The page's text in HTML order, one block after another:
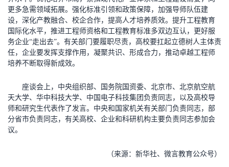
更多急需领域拓展。强化标准引领和政策保障，加强导师队伍建
设，深化产教融合、校企合作，提高人才培养质效。提升工程教育
国际化水平，推进工程师资格和工程教育标准多双边互认，更好服
务企业“走出去”。有关部门要履职尽责，高校要扛起立德树人主体责
任，企业要发挥支撑作用，凝聚共识、形成合力，推动卓越工程师
培养不断取得新成效。
座谈会上，中央组织部、国务院国资委、北京市、北京航空航
天大学、华中科技大学、中国电子科技集团负责同志，以及高校导
师和研究生代表作了发言。中央和国家机关有关部门负责同志，部
分省市负责同志，有关高校、企业和科研机构主要负责同志参加会
议。
（来源：新华社、微言教育公众号）